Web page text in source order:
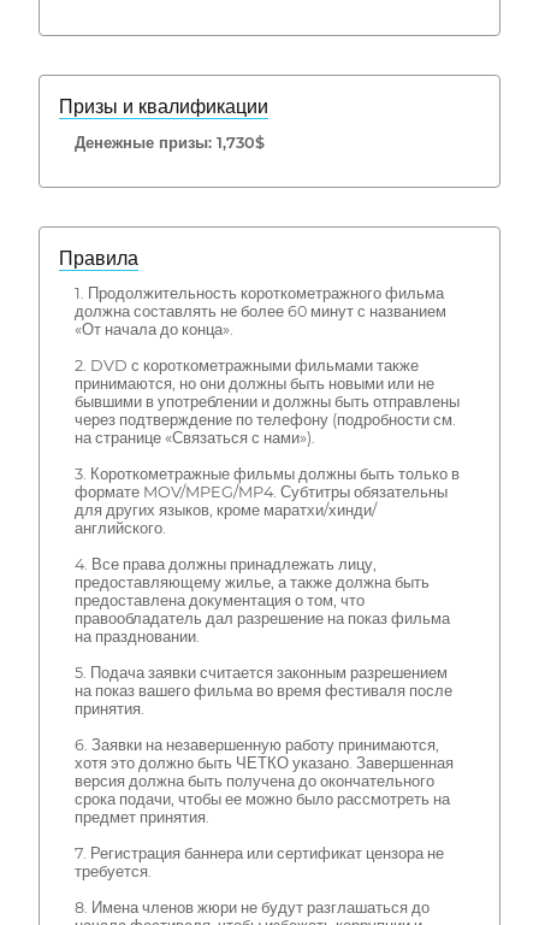
Призы и квалификации
Денежные призы: 1,730$
Правила
1. Продолжительность короткометражного фильма
должна составлять не более 60 минут с названием
«От начала до конца».
2. DVD с короткометражными фильмами также
принимаются, но они должны быть новыми или не
бывшими в употреблении и должны быть отправлены
через подтверждение по телефону (подробности см.
на странице «Связаться с нами»).
3. Короткометражные фильмы должны быть только в
формате MOV/MPEG/MP4. Субтитры обязательны
для других языков, кроме маратхи/хинди/
английского.
4. Все права должны принадлежать лицу,
предоставляющему жилье, а также должна быть
предоставлена документация о том, что
правообладатель дал разрешение на показ фильма
на праздновании.
5. Подача заявки считается законным разрешением
на показ вашего фильма во время фестиваля после
принятия.
6. Заявки на незавершенную работу принимаются,
хотя это должно быть ЧЕТКО указано. Завершенная
версия должна быть получена до окончательного
срока подачи, чтобы ее можно было рассмотреть на
предмет принятия.
7. Регистрация баннера или сертификат цензора не
требуется.
8. Имена членов жюри не будут разглашаться до